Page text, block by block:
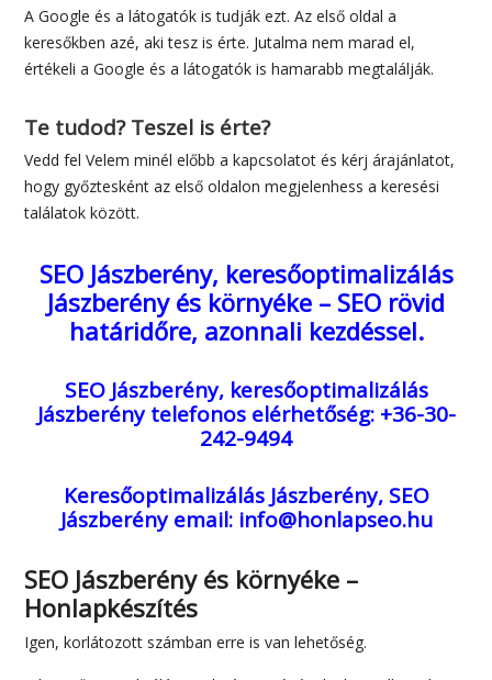
A Google és a látogatók is tudják ezt. Az első oldal a
keresőkben azé, aki tesz is érte. Jutalma nem marad el,
értékeli a Google és a látogatók is hamarabb megtalálják.
Te tudod? Teszel is érte?
Vedd fel Velem minél előbb a kapcsolatot és kérj árajánlatot,
hogy győztesként az első oldalon megjelenhess a keresési
találatok között.
SEO Jászberény, keresőoptimalizálás
Jászberény és környéke – SEO rövid
határidőre, azonnali kezdéssel.
SEO Jászberény, keresőoptimalizálás
Jászberénytelefonos elérhetőség: +36-30-
242-9494
Keresőoptimalizálás Jászberény, SEO
Jászberényemail: info@honlapseo.hu
SEO Jászberény és környéke –
Honlapkészítés
Igen, korlátozott számban erre is van lehetőség.